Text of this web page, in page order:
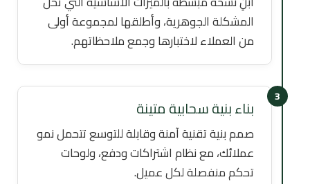
المشكلة الجوهرية، وأطلقها لمجموعة أولى
من العملاء لاختبارها وجمع ملاحظاتهم.
3 بناء بنية سحابية متينة
صمم بنية تقنية آمنة وقابلة للتوسع تتحمل نمو
عملائك، مع نظام اشتراكات ودفع، ولوحات
تحكم منفصلة لكل عميل.